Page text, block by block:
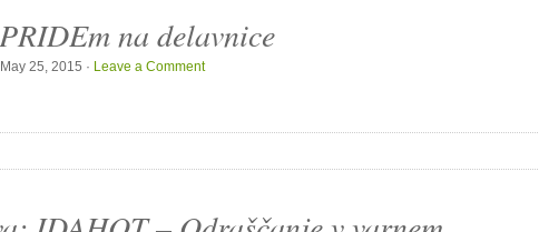
na delavnice
25, 2015 · Leave a Comment